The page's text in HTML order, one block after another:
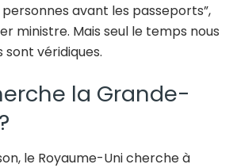
avant les passeports”,
ministre. Mais seul le temps nous
véridiques.
la Grande-
le Royaume-Uni cherche à